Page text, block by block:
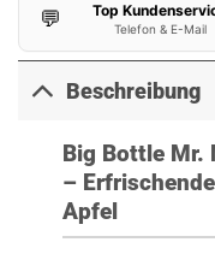
💬 Top
Telefon & E-Mail
Beschreibung
Big Bottle Mr.
–
Apfel